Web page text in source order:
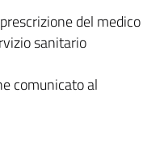
del medico
sanitario
comunicato al